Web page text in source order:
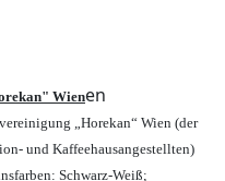
Wienen
„Horekan“ Wien (der
und Kaffeehausangestellten)
Schwarz-Weiß;